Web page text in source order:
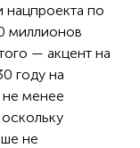
нацпроекта по
миллионов
— акцент на
году на
не менее
не